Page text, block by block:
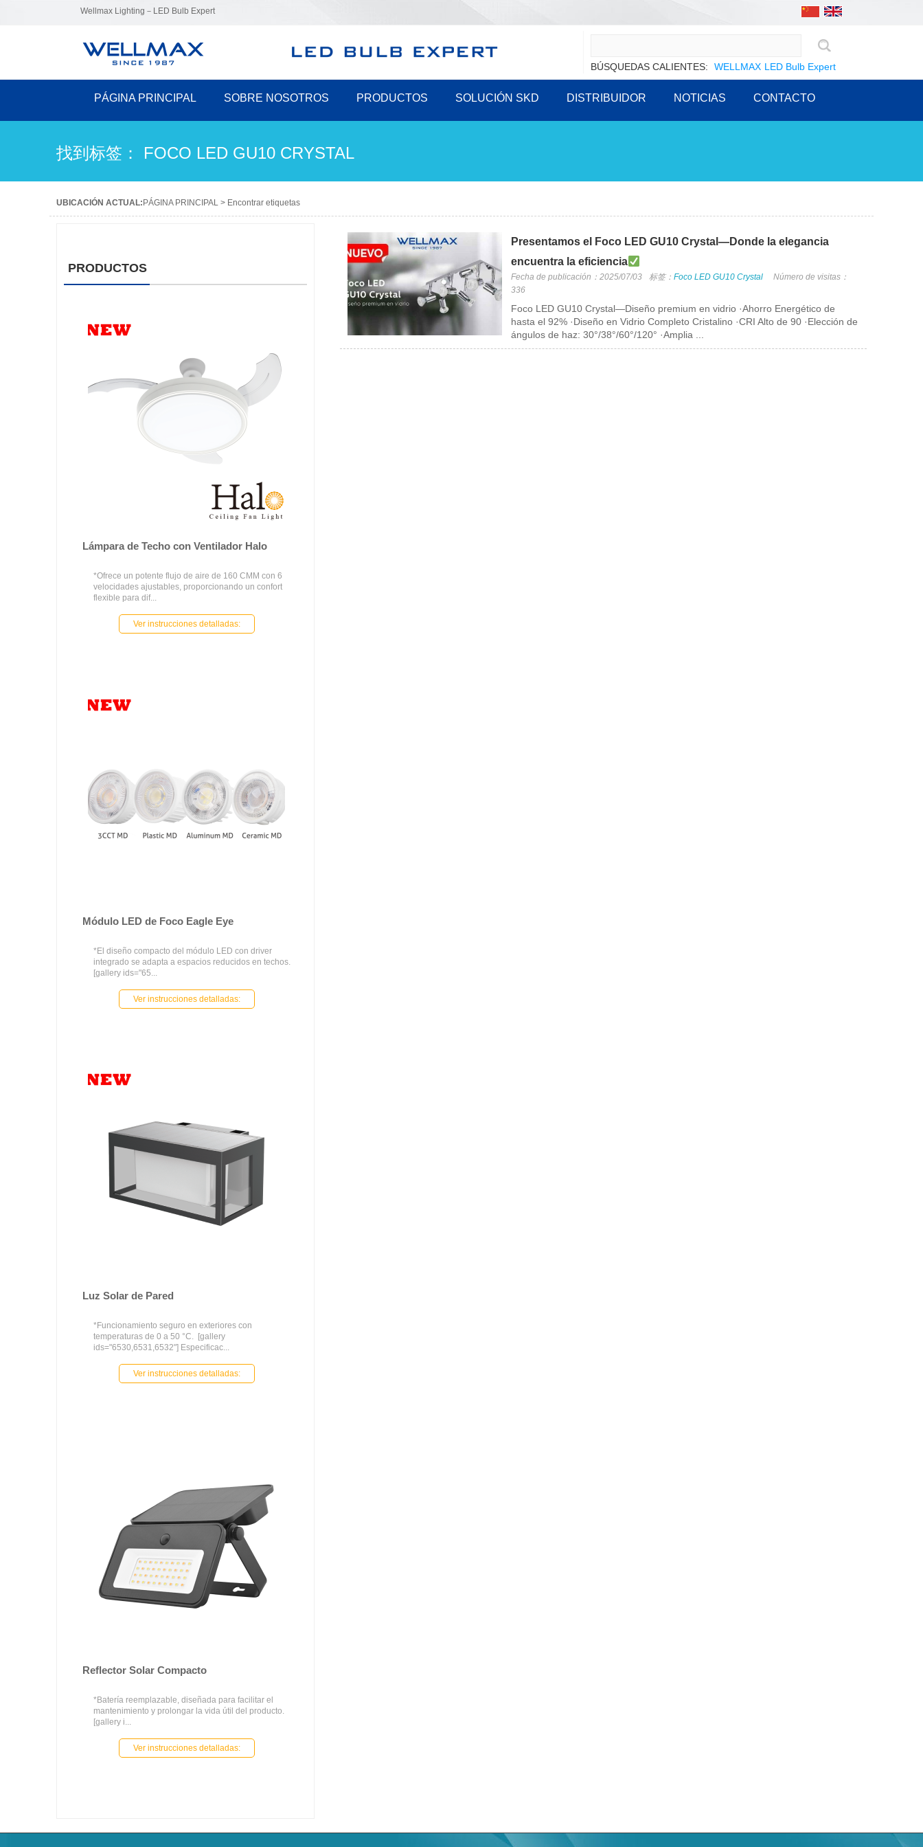
Wellmax Lighting－LED Bulb Expert
BÚSQUEDAS CALIENTES: WELLMAX LED Bulb Expert
PÁGINA PRINCIPAL SOBRE NOSOTROS PRODUCTOS SOLUCIÓN SKD DISTRIBUIDOR NOTICIAS CONTACTO
找到标签： FOCO LED GU10 CRYSTAL
UBICACIÓN ACTUAL: PÁGINA PRINCIPAL > Encontrar etiquetas
PRODUCTOS
Lámpara de Techo con Ventilador Halo
*Ofrece un potente flujo de aire de 160 CMM con 6
velocidades ajustables, proporcionando un confort
flexible para dif...
Ver instrucciones detalladas:
Módulo LED de Foco Eagle Eye
*El diseño compacto del módulo LED con driver
integrado se adapta a espacios reducidos en techos.
[gallery ids="65...
Ver instrucciones detalladas:
Luz Solar de Pared
*Funcionamiento seguro en exteriores con
temperaturas de 0 a 50 °C. [gallery
ids="6530,6531,6532"] Especificac...
Ver instrucciones detalladas:
Reflector Solar Compacto
*Batería reemplazable, diseñada para facilitar el
mantenimiento y prolongar la vida útil del producto.
[gallery i...
Ver instrucciones detalladas:
Presentamos el Foco LED GU10 Crystal—Donde la elegancia
encuentra la eficiencia
Fecha de publicación：2025/07/03 标签：Foco LED GU10 Crystal
Número de visitas：
336
Foco LED GU10 Crystal—Diseño premium en vidrio ·Ahorro Energético de
hasta el 92% ·Diseño en Vidrio Completo Cristalino ·CRI Alto de 90 ·Elección de
ángulos de haz: 30°/38°/60°/120° ·Amplia ...